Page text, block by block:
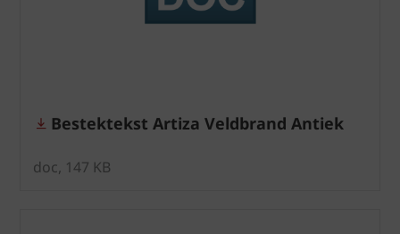
Bestektekst Artiza Veldbrand Antiek
doc, 147 KB